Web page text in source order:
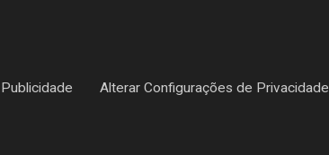
Publicidade Alterar Configurações de Privacidade